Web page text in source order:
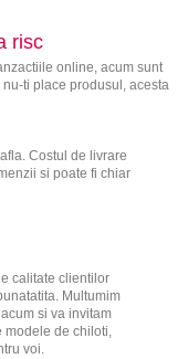
risc
online, acum sunt
ti place produsul, acesta
Costul de livrare
si poate fi chiar
calitate clientilor
Multumim
si va invitam
modele de chiloti,
voi.